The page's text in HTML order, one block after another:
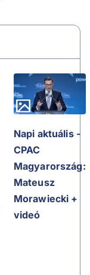
Napi aktuális -
CPAC
Magyarország:
Mateusz
Morawiecki +
videó